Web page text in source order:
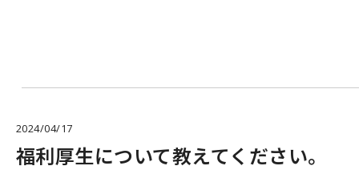
2024/04/17
福利厚生について教えてください。